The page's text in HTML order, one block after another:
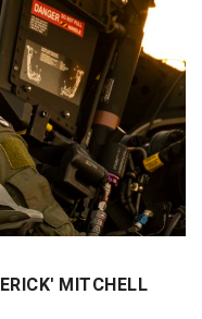
MITCHELL